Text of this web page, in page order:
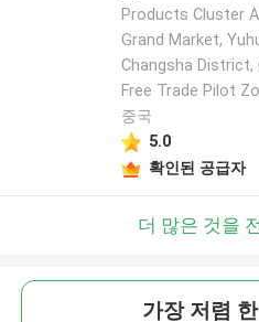
Products Cluster
Grand Market,
Changsha District,
Free Trade Pilot
중국
5.0
확인된 공급자
더 많은 것을
가장 저렴